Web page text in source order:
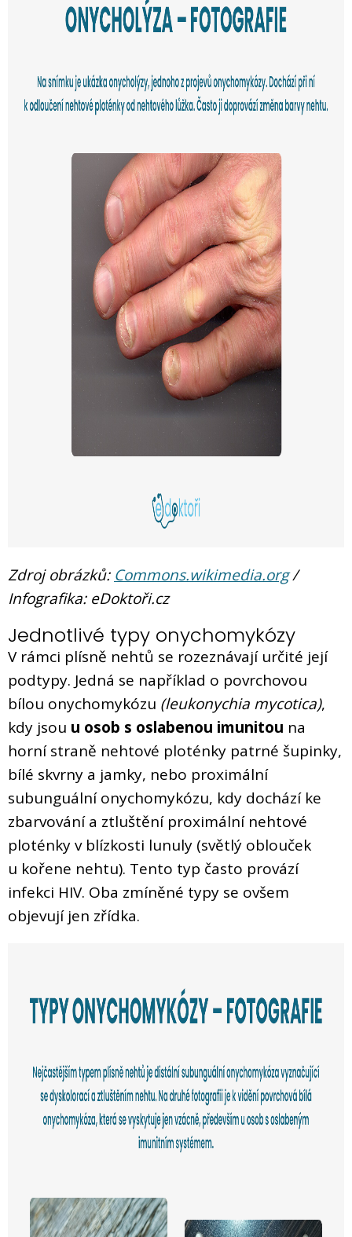
Zdroj obrázků: Commons.wikimedia.org/
Infografika: eDoktoři.cz
Jednotlivé typy onychomykózy
V rámci plísně nehtů se rozeznávají určité její
podtypy. Jedná se například o povrchovou
bílou onychomykózu (leukonychia mycotica),
kdy jsou u osob s oslabenou imunitou na
horní straně nehtové ploténky patrné šupinky,
bílé skvrny a jamky, nebo proximální
subunguální onychomykózu, kdy dochází ke
zbarvování a ztluštění proximální nehtové
ploténky v blízkosti lunuly (světlý oblouček
u kořene nehtu). Tento typ často provází
infekci HIV. Oba zmíněné typy se ovšem
objevují jen zřídka.